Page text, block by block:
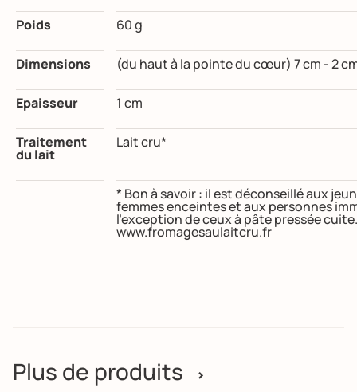
Poids 60 g
Dimensions (du haut à la pointe du cœur) 7 cm - 2
Epaisseur 1 cm
Traitement
du lait
Lait cru*
* Bon à savoir : il est déconseillé aux
femmes enceintes et aux personnes
l’exception de ceux à pâte pressée
www.fromagesaulaitcru.fr
Plus de produits >